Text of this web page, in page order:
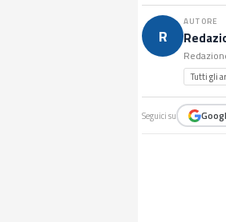
R
AUTORE
Tutti gli
Seguici su